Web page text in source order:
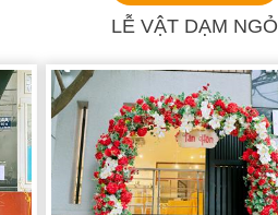
LỄ VẬT DẠM NGỎ